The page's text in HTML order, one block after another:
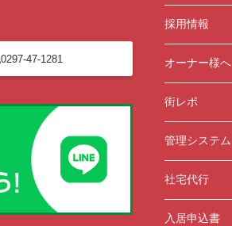
0297-47-1281
採用情報
オーナー様へ
街レポ
管理システム
社宅代行
入居申込書